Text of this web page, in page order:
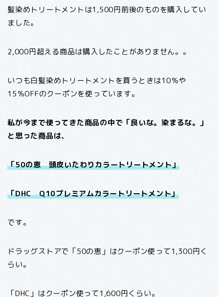
髪染めトリートメントは1,500円前後のものを購入してい
ました。
2,000円超える商品は購入したことがありません。。
いつも白髪染めトリートメントを買うときは10％や
15％OFFのクーポンを使っています。
私が今まで使ってきた商品の中で「良いな。染まるな。」
と思った商品は、
「50の恵 頭皮いたわりカラートリートメント」
「DHC Q10プレミアムカラートリートメント」
です。
ドラッグストアで「50の恵」はクーポン使って1,300円く
らい。
「DHC」はクーポン使って1,600円くらい。